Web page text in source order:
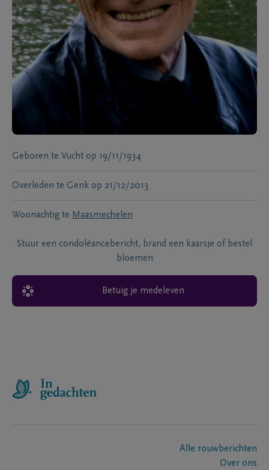
Geboren te Vucht op 19/11/1934
Overleden te Genk op 21/12/2013
Woonachtig te Maasmechelen
Stuur een condoléancebericht, brand een kaarsje of bestel
bloemen
Betuig je medeleven
Alle rouwberichten
Over ons